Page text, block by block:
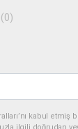
(0)
kabul etmiş